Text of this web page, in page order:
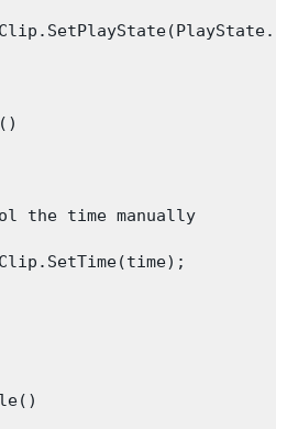
the time manually